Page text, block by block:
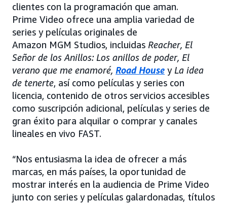
clientes con la programación que aman.
Prime Video ofrece una amplia variedad de
series y películas originales de
Amazon MGM Studios, incluidas Reacher, El
Señor de los Anillos: Los anillos de poder, El
verano que me enamoré, Road House y La idea
de tenerte, así como películas y series con
licencia, contenido de otros servicios accesibles
como suscripción adicional, películas y series de
gran éxito para alquilar o comprar y canales
lineales en vivo FAST.
“Nos entusiasma la idea de ofrecer a más
marcas, en más países, la oportunidad de
mostrar interés en la audiencia de Prime Video
junto con series y películas galardonadas, títulos